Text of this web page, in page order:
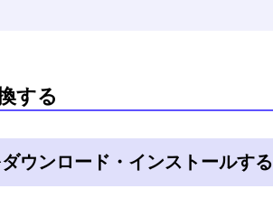
する
ウンロード・インストールする